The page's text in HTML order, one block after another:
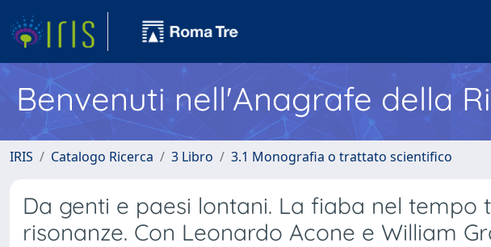
Benvenuti nell'Anagrafe della
IRIS Catalogo Ricerca 3 Libro 3.1 Monografia o trattato scientifico
Da genti e paesi lontani. La fiaba nel
risonanze. Con Leonardo Acone e William